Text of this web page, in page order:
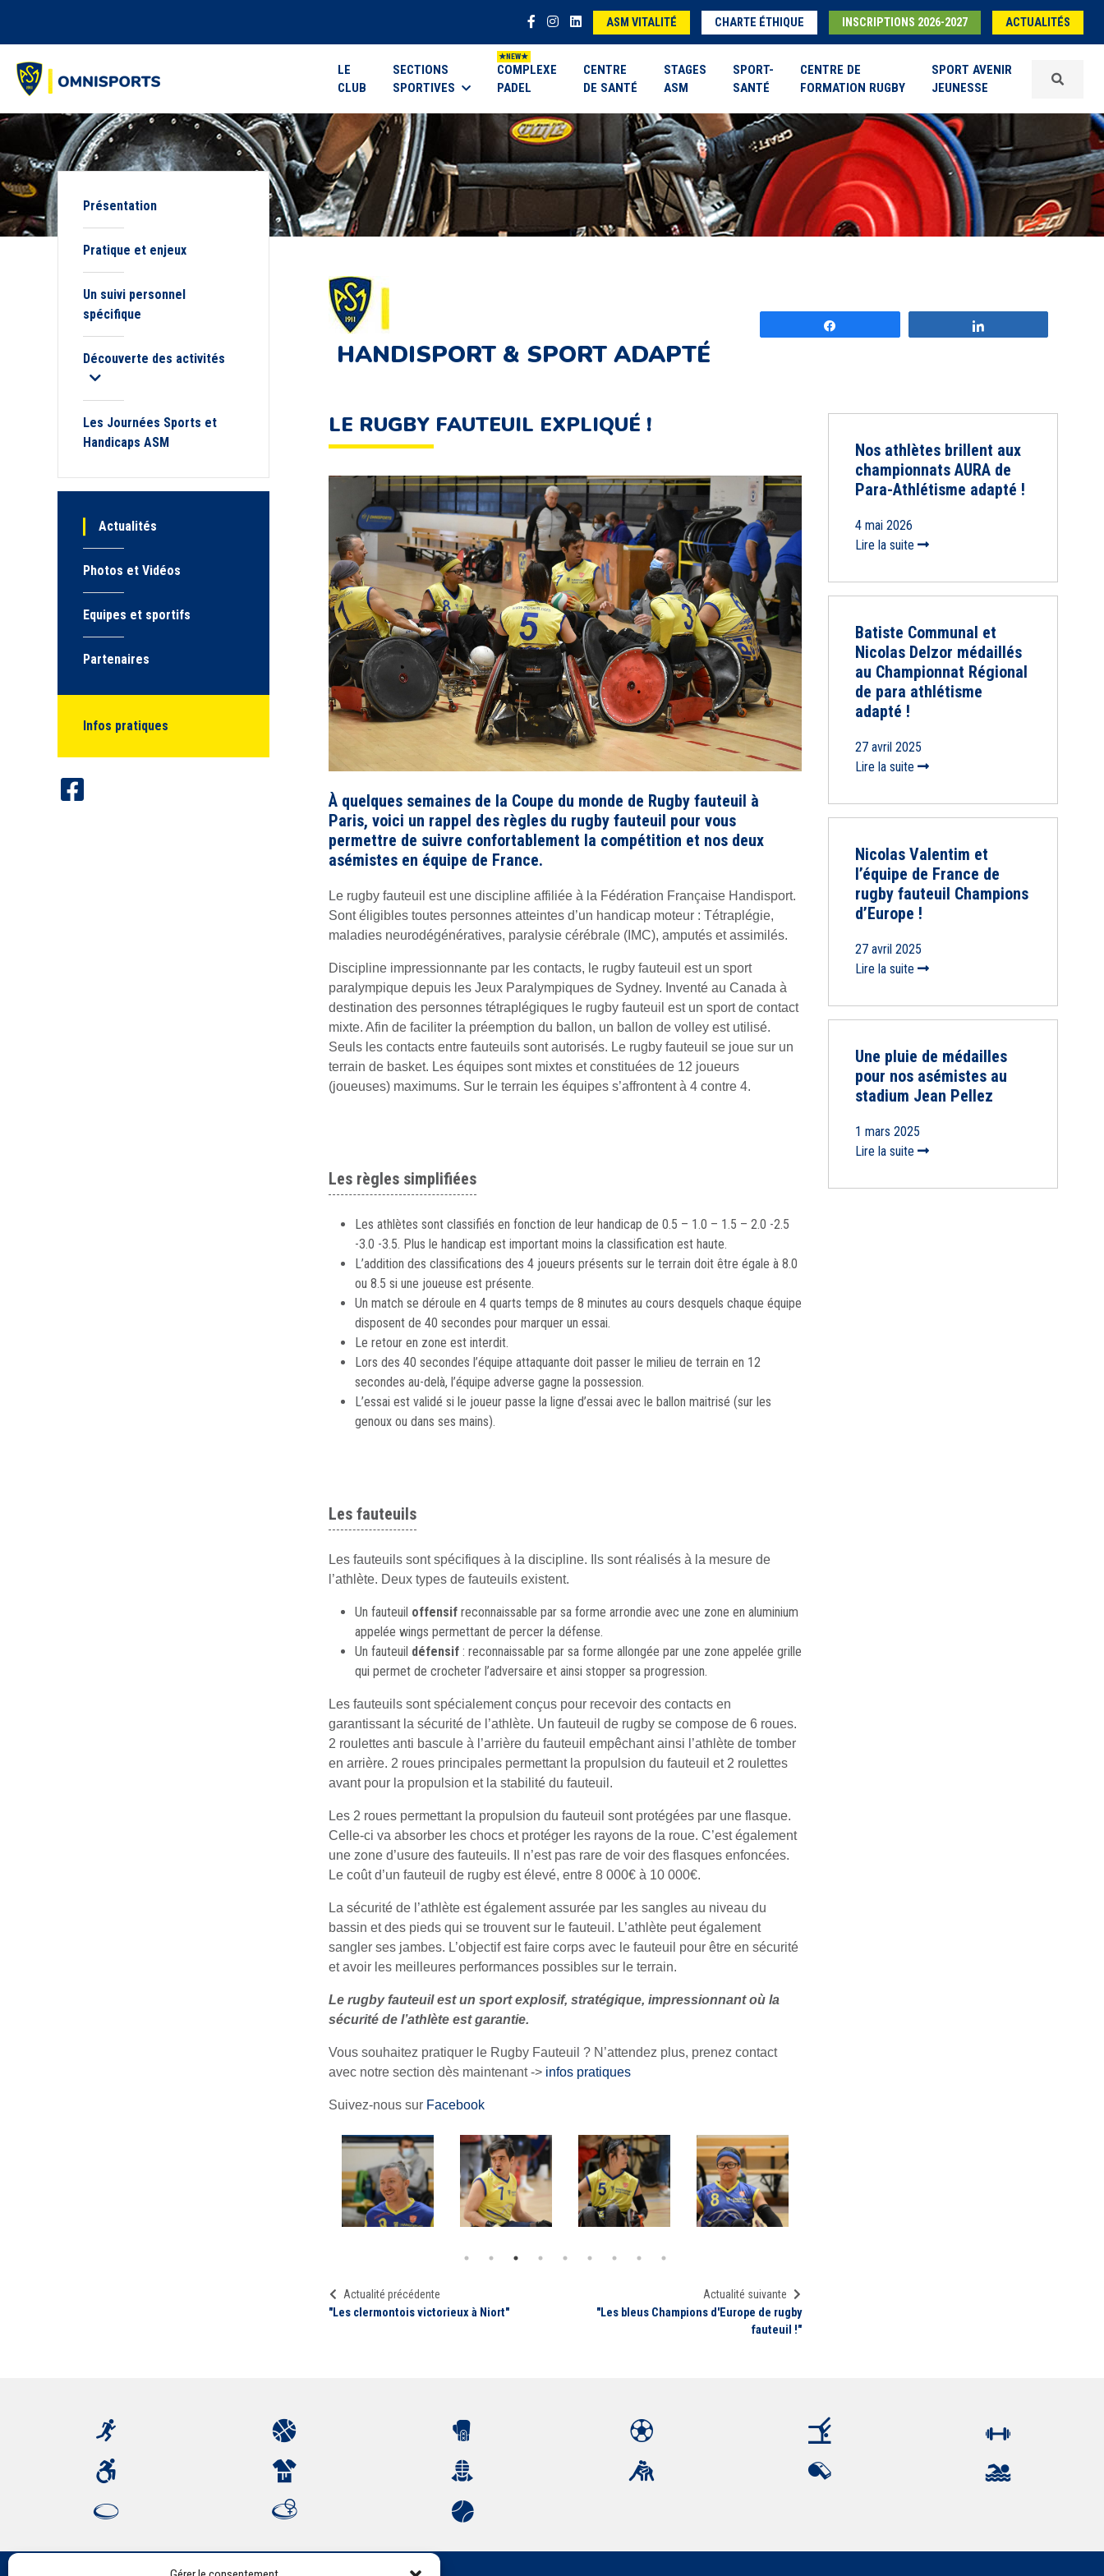
ASM VITALITÉ CHARTE ÉTHIQUE INSCRIPTIONS 2026-2027 ACTUALITÉS
LE
CLUB
SECTIONS
SPORTIVES
COMPLEXE
PADEL
CENTRE
DE SANTÉ
STAGES
ASM
SPORT-
SANTÉ
CENTRE DE
FORMATION RUGBY
SPORT AVENIR
JEUNESSE
Présentation
Pratique et enjeux
Un suivi personnel
spécifique
Découverte des activités
Les Journées Sports et
Handicaps ASM
Actualités
Photos et Vidéos
Equipes et sportifs
Partenaires
Infos pratiques
HANDISPORT & SPORT ADAPTÉ
LE RUGBY FAUTEUIL EXPLIQUÉ !
À quelques semaines de la Coupe du monde de Rugby fauteuil à
Paris, voici un rappel des règles du rugby fauteuil pour vous
permettre de suivre confortablement la compétition et nos deux
asémistes en équipe de France.
Le rugby fauteuil est une discipline affiliée à la Fédération Française Handisport.
Sont éligibles toutes personnes atteintes d’un handicap moteur : Tétraplégie,
maladies neurodégénératives, paralysie cérébrale (IMC), amputés et assimilés.
Discipline impressionnante par les contacts, le rugby fauteuil est un sport
paralympique depuis les Jeux Paralympiques de Sydney. Inventé au Canada à
destination des personnes tétraplégiques le rugby fauteuil est un sport de contact
mixte. Afin de faciliter la préemption du ballon, un ballon de volley est utilisé.
Seuls les contacts entre fauteuils sont autorisés. Le rugby fauteuil se joue sur un
terrain de basket. Les équipes sont mixtes et constituées de 12 joueurs
(joueuses) maximums. Sur le terrain les équipes s’affrontent à 4 contre 4.
Les règles simplifiées
Les athlètes sont classifiés en fonction de leur handicap de 0.5 – 1.0 – 1.5 – 2.0 -2.5
-3.0 -3.5. Plus le handicap est important moins la classification est haute.
L’addition des classifications des 4 joueurs présents sur le terrain doit être égale à 8.0
ou 8.5 si une joueuse est présente.
Un match se déroule en 4 quarts temps de 8 minutes au cours desquels chaque équipe
disposent de 40 secondes pour marquer un essai.
Le retour en zone est interdit.
Lors des 40 secondes l’équipe attaquante doit passer le milieu de terrain en 12
secondes au-delà, l’équipe adverse gagne la possession.
L’essai est validé si le joueur passe la ligne d’essai avec le ballon maitrisé (sur les
genoux ou dans ses mains).
Les fauteuils
Les fauteuils sont spécifiques à la discipline. Ils sont réalisés à la mesure de
l’athlète. Deux types de fauteuils existent.
Un fauteuil offensif reconnaissable par sa forme arrondie avec une zone en aluminium
appelée wings permettant de percer la défense.
Un fauteuil défensif : reconnaissable par sa forme allongée par une zone appelée grille
qui permet de crocheter l’adversaire et ainsi stopper sa progression.
Les fauteuils sont spécialement conçus pour recevoir des contacts en
garantissant la sécurité de l’athlète. Un fauteuil de rugby se compose de 6 roues.
2 roulettes anti bascule à l’arrière du fauteuil empêchant ainsi l’athlète de tomber
en arrière. 2 roues principales permettant la propulsion du fauteuil et 2 roulettes
avant pour la propulsion et la stabilité du fauteuil.
Les 2 roues permettant la propulsion du fauteuil sont protégées par une flasque.
Celle-ci va absorber les chocs et protéger les rayons de la roue. C’est également
une zone d’usure des fauteuils. Il n’est pas rare de voir des flasques enfoncées.
Le coût d’un fauteuil de rugby est élevé, entre 8 000€ à 10 000€.
La sécurité de l’athlète est également assurée par les sangles au niveau du
bassin et des pieds qui se trouvent sur le fauteuil. L’athlète peut également
sangler ses jambes. L’objectif est faire corps avec le fauteuil pour être en sécurité
et avoir les meilleures performances possibles sur le terrain.
Le rugby fauteuil est un sport explosif, stratégique, impressionnant où la
sécurité de l’athlète est garantie.
Vous souhaitez pratiquer le Rugby Fauteuil ? N’attendez plus, prenez contact
avec notre section dès maintenant -> infos pratiques
Suivez-nous sur Facebook
Actualité précédente
"Les clermontois victorieux à Niort"
Actualité suivante
"Les bleus Champions d'Europe de rugby
fauteuil !"
Nos athlètes brillent aux
championnats AURA de
Para-Athlétisme adapté !
4 mai 2026
Lire la suite
Batiste Communal et
Nicolas Delzor médaillés
au Championnat Régional
de para athlétisme
adapté !
27 avril 2025
Lire la suite
Nicolas Valentim et
l’équipe de France de
rugby fauteuil Champions
d’Europe !
27 avril 2025
Lire la suite
Une pluie de médailles
pour nos asémistes au
stadium Jean Pellez
1 mars 2025
Lire la suite